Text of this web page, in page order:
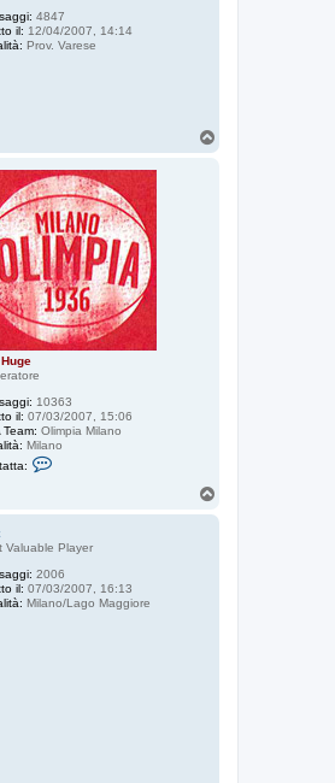
4847
il: 12/04/2007, 14:14
Prov. Varese
10363
il: 07/03/2007, 15:06
Team: Olimpia Milano
Milano
a
t
T
h
e
Valuable Player
2006
il: 07/03/2007, 16:13
Milano/Lago Maggiore